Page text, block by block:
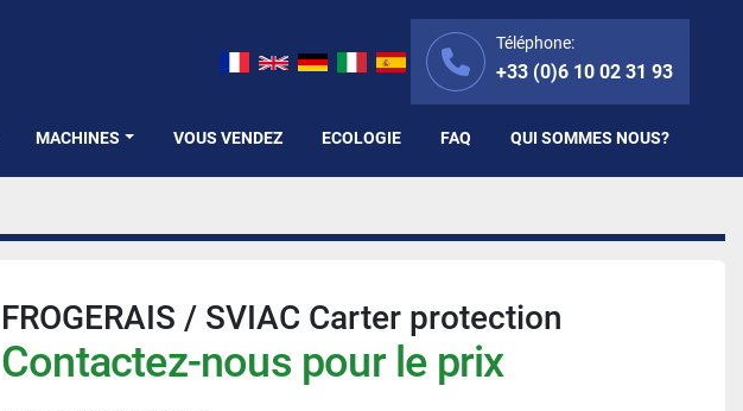
Téléphone:
+33 (0)6 10 02 31 93
MACHINES VOUS VENDEZ ECOLOGIE FAQ QUI SOMMES NOUS?
FROGERAIS / SVIAC Carter protection
Contactez-nous pour le prix